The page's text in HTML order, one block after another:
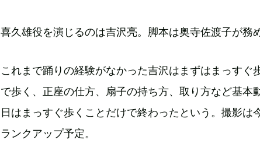
喜久雄役を演じるのは吉沢亮。脚本は奥寺佐渡子が務
これまで踊りの経験がなかった吉沢はまずはまっすぐ
で歩く、正座の仕方、扇子の持ち方、取り方など基本
日はまっすぐ歩くことだけで終わったという。撮影は
ランクアップ予定。